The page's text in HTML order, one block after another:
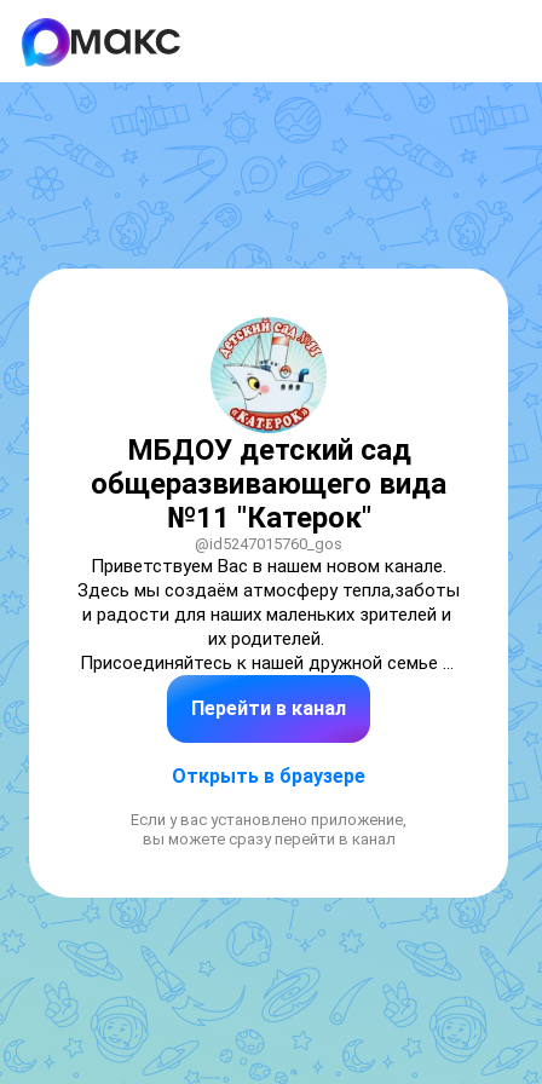
МБДОУ детский сад
общеразвивающего вида
№11 "Катерок"
@id5247015760_gos
Приветствуем Вас в нашем новом канале.
Здесь мы создаём атмосферу тепла,заботы
и радости для наших маленьких зрителей и
их родителей.
Присоединяйтесь к нашей дружной семье и
вместе позвольте своим детям расти
счастливыми и умными! Пусть каждый день
приносит радость вам и вашему малышу!
Перейти в канал
Открыть в браузере
Если у вас установлено приложение,
вы можете сразу перейти в канал